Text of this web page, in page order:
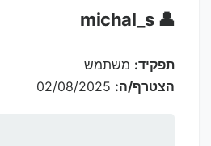
👤 michal_s
תפקיד: משתמש
הצטרף/ה: